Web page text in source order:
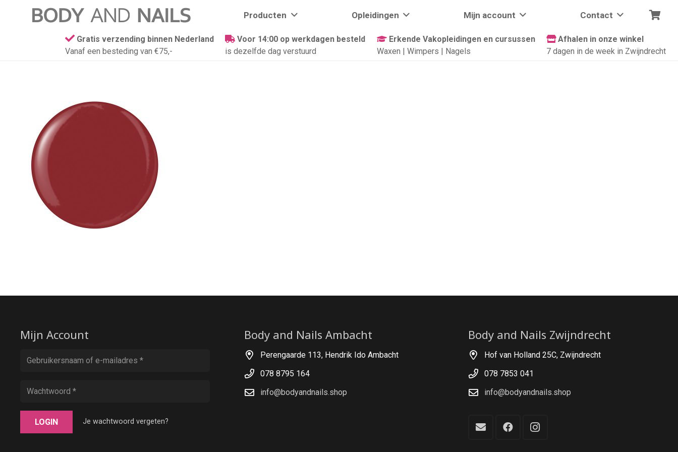
Producten Opleidingen Mijn account Contact
Gratis verzending binnen Nederland
Vanaf een besteding van €75,-
Voor 14:00 op werkdagen besteld
is dezelfde dag verstuurd
Erkende Vakopleidingen en cursussen
Waxen | Wimpers | Nagels
Afhalen in onze winkel
7 dagen in de week in Zwijndrecht
Mijn Account
LOGIN Je wachtwoord vergeten?
Body and Nails Ambacht
Perengaarde 113, Hendrik Ido Ambacht
078 8795 164
info@bodyandnails.shop
Body and Nails Zwijndrecht
Hof van Holland 25C, Zwijndrecht
078 7853 041
info@bodyandnails.shop